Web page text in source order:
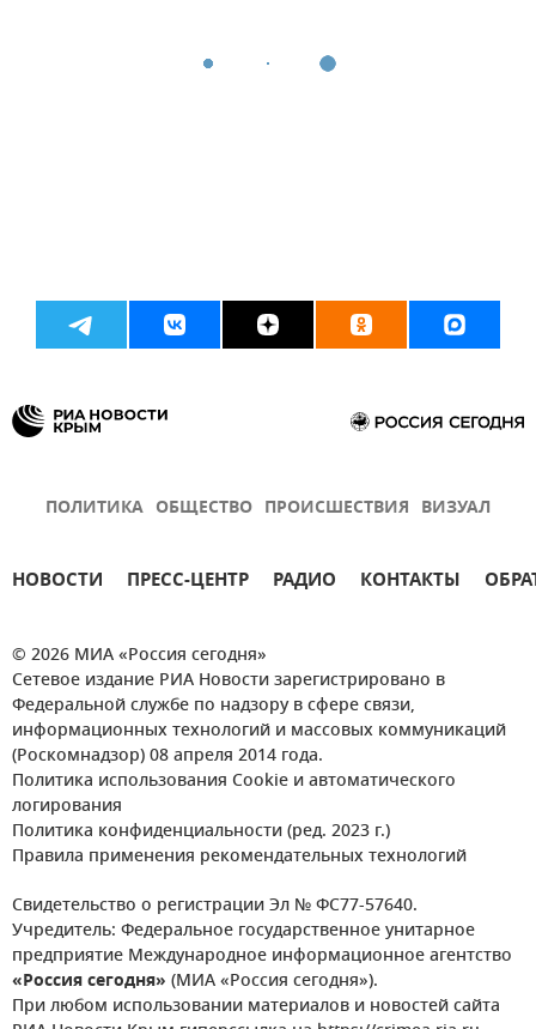
ПОЛИТИКА ОБЩЕСТВО ПРОИСШЕСТВИЯ ВИЗУАЛ
НОВОСТИ ПРЕСС-ЦЕНТР РАДИО КОНТАКТЫ
© 2026 МИА «Россия сегодня»
Сетевое издание РИА Новости зарегистрировано в
Федеральной службе по надзору в сфере связи,
информационных технологий и массовых коммуникаций
(Роскомнадзор) 08 апреля 2014 года.
Политика использования Cookie и автоматического
логирования
Политика конфиденциальности (ред. 2023 г.)
Правила применения рекомендательных технологий
Свидетельство о регистрации Эл № ФС77-57640.
Учредитель: Федеральное государственное унитарное
предприятие Международное информационное агентство
«Россия сегодня» (МИА «Россия сегодня»).
При любом использовании материалов и новостей сайта